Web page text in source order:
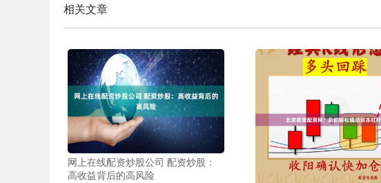
相关文章
网上在线配资炒股公司 配资炒股：
高收益背后的高风险